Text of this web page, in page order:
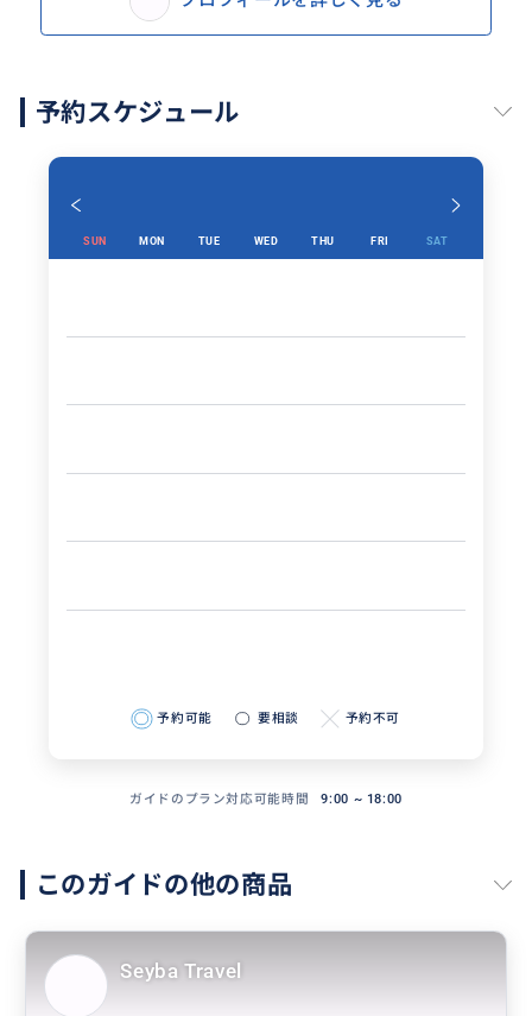
予約スケジュール
SUN MON TUE WED THU FRI SAT
予約可能 要相談 予約不可
ガイドのプラン対応可能時間 9:00 ~ 18:00
このガイドの他の商品
Seyba Travel